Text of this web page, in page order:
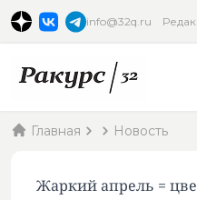
info@32q.ru
Главная Новость
Жаркий апрель =